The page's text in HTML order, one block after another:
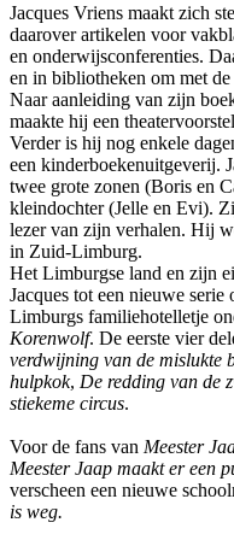
Jacques Vriens maakt zich
daarover artikelen voor
en onderwijsconferenties.
en in bibliotheken om met
Naar aanleiding van zijn
maakte hij een
Verder is hij nog enkele
een kinderboekenuitgeverij.
twee grote zonen (Boris en
kleindochter (Jelle en Evi).
lezer van zijn verhalen. Hij
in Zuid-Limburg.
Het Limburgse land en zijn
Jacques tot een nieuwe
Limburgs familiehotelletje
Korenwolf. De eerste vier
verdwijning van de mislukte
hulpkok, De redding van de
stiekeme circus.
Voor de fans van Meester
Meester Jaap maakt er een
verscheen een nieuwe
is weg.